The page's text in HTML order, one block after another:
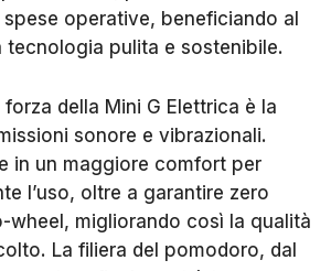
operative, beneficiando al
tecnologia pulita e sostenibile.
della Mini G Elettrica è la
sonore e vibrazionali.
in un maggiore comfort per
l’uso, oltre a garantire zero
wheel, migliorando così la qualità
La filiera del pomodoro, dal